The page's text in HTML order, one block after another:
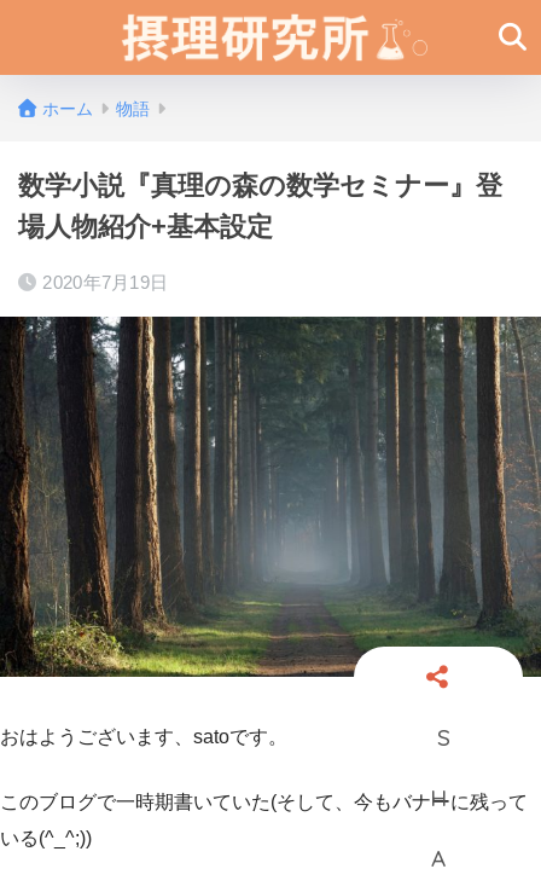
ホーム 物語
数学小説『真理の森の数学セミナー』登
場人物紹介+基本設定
2020年7月19日
おはようございます、satoです。
このブログで一時期書いていた(そして、今もバナーに残って
いる(^_^;))